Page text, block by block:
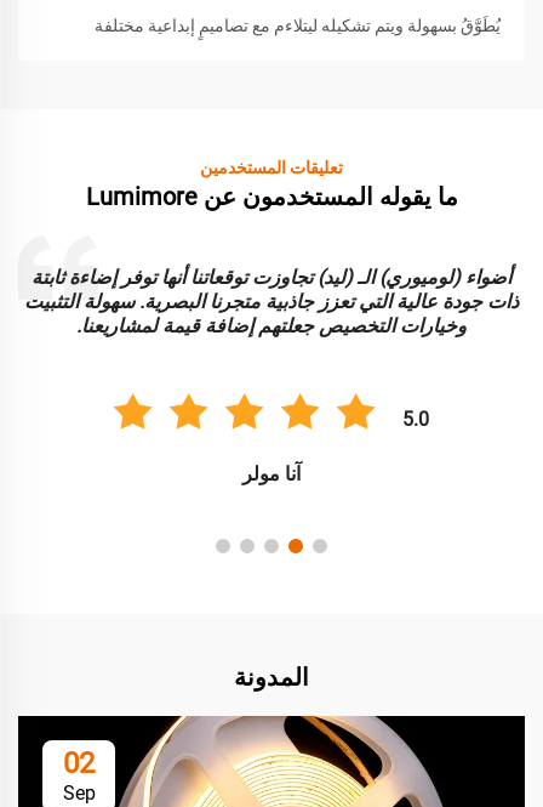
يُطَوَّقُ بسهولة ويتم تشكيله ليتلاءم مع تصاميمٍ إبداعية مختلفة
تعليقات المستخدمين
ما يقوله المستخدمون عن Lumimore
أضواء (لوميوري) الـ (ليد) تجاوزت توقعاتنا أنها توفر إضاءة ثابتة
ذات جودة عالية التي تعزز جاذبية متجرنا البصرية. سهولة التثبيت
وخيارات التخصيص جعلتهم إضافة قيمة لمشاريعنا.
5.0
آنا مولر
المدونة
02
Sep